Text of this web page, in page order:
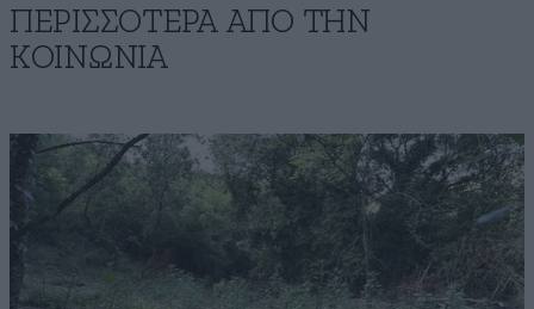
ΠΕΡΙΣΣΟΤΕΡΑ ΑΠΟ ΤΗΝ
ΚΟΙΝΩΝΙΑ